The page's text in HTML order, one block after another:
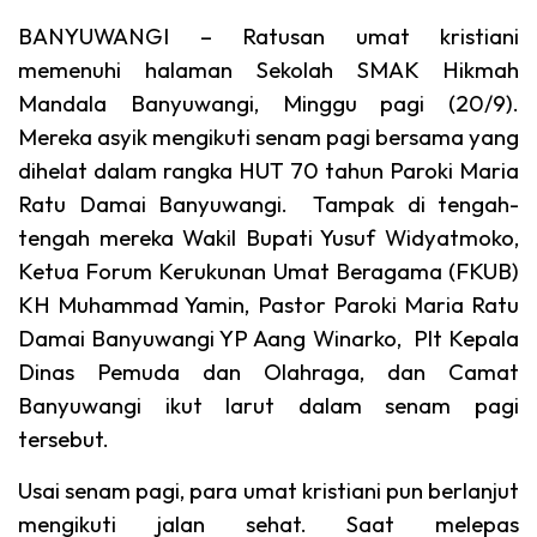
BANYUWANGI – Ratusan umat kristiani
memenuhi halaman Sekolah SMAK Hikmah
Mandala Banyuwangi, Minggu pagi (20/9).
Mereka asyik mengikuti senam pagi bersama yang
dihelat dalam rangka HUT 70 tahun Paroki Maria
Ratu Damai Banyuwangi. Tampak di tengah-
tengah mereka Wakil Bupati Yusuf Widyatmoko,
Ketua Forum Kerukunan Umat Beragama (FKUB)
KH Muhammad Yamin, Pastor Paroki Maria Ratu
Damai Banyuwangi YP Aang Winarko, Plt Kepala
Dinas Pemuda dan Olahraga, dan Camat
Banyuwangi ikut larut dalam senam pagi
tersebut.
Usai senam pagi, para umat kristiani pun berlanjut
mengikuti jalan sehat. Saat melepas